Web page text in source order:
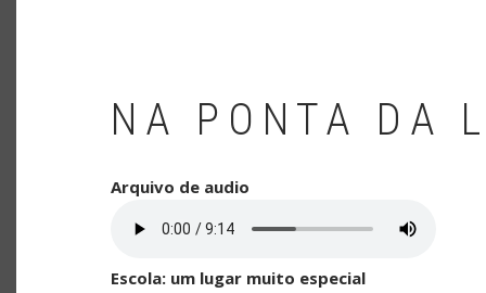
NA PONTA DA
Arquivo de audio
Escola: um lugar muito especial